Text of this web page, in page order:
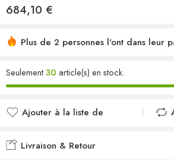
684,10 €
Plus de 2 personnes l'ont dans leur
Seulement30 article(s) en stock.
Ajouter à la liste de
Ajouté à la liste de
Livraison & Retour